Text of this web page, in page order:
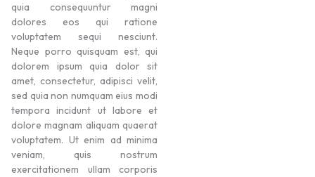
quia consequuntur magni
dolores eos qui ratione
voluptatem sequi nesciunt.
Neque porro quisquam est, qui
dolorem ipsum quia dolor sit
amet, consectetur, adipisci velit,
sed quia non numquam eius modi
tempora incidunt ut labore et
dolore magnam aliquam quaerat
voluptatem. Ut enim ad minima
veniam, quis nostrum
exercitationem ullam corporis